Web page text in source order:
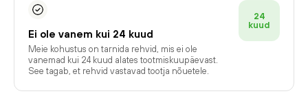
Ei ole vanem kui 24 kuud
Meie kohustus on tarnida rehvid, mis ei ole
vanemad kui 24 kuud alates tootmiskuupäevast.
See tagab, et rehvid vastavad tootja nõuetele.
24
kuud